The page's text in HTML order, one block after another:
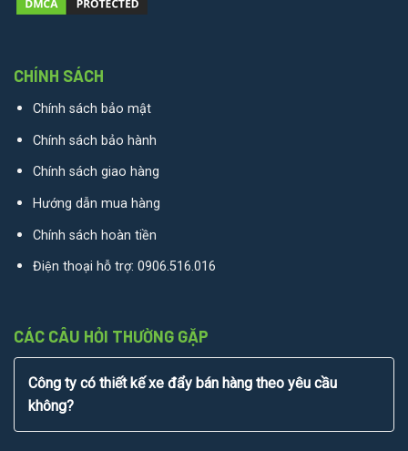
CHÍNH SÁCH
Chính sách bảo mật
Chính sách bảo hành
Chính sách giao hàng
Hướng dẫn mua hàng
Chính sách hoàn tiền
Điện thoại hỗ trợ: 0906.516.016
CÁC CÂU HỎI THƯỜNG GẶP
Công ty có thiết kế xe đẩy bán hàng theo yêu cầu
không?